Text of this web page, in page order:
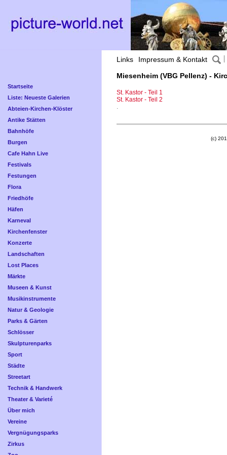
Links Impressum & Kontakt
Startseite
Liste: Neueste Galerien
Abteien-Kirchen-Klöster
Antike Stätten
Bahnhöfe
Burgen
Cafe Hahn Live
Festivals
Festungen
Flora
Friedhöfe
Häfen
Karneval
Kirchenfenster
Konzerte
Landschaften
Lost Places
Märkte
Museen & Kunst
Musikinstrumente
Natur & Geologie
Parks & Gärten
Schlösser
Skulpturenparks
Sport
Städte
Streetart
Technik & Handwerk
Theater & Varieté
Über mich
Vereine
Vergnügungsparks
Zirkus
Miesenheim (VBG Pellenz) -
St. Kastor - Teil 1
St. Kastor - Teil 2
.
(c)